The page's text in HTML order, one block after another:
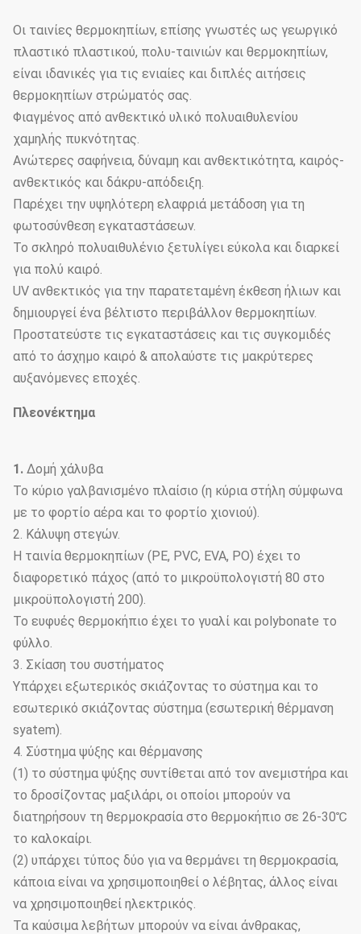
Οι ταινίες θερμοκηπίων, επίσης γνωστές ως γεωργικό
πλαστικό πλαστικού, πολυ-ταινιών και θερμοκηπίων,
είναι ιδανικές για τις ενιαίες και διπλές αιτήσεις
θερμοκηπίων στρώματός σας.
Φιαγμένος από ανθεκτικό υλικό πολυαιθυλενίου
χαμηλής πυκνότητας.
Ανώτερες σαφήνεια, δύναμη και ανθεκτικότητα, καιρός-
ανθεκτικός και δάκρυ-απόδειξη.
Παρέχει την υψηλότερη ελαφριά μετάδοση για τη
φωτοσύνθεση εγκαταστάσεων.
Το σκληρό πολυαιθυλένιο ξετυλίγει εύκολα και διαρκεί
για πολύ καιρό.
UV ανθεκτικός για την παρατεταμένη έκθεση ήλιων και
δημιουργεί ένα βέλτιστο περιβάλλον θερμοκηπίων.
Προστατεύστε τις εγκαταστάσεις και τις συγκομιδές
από το άσχημο καιρό & απολαύστε τις μακρύτερες
αυξανόμενες εποχές.
Πλεονέκτημα
1. Δομή χάλυβα
Το κύριο γαλβανισμένο πλαίσιο (η κύρια στήλη σύμφωνα
με το φορτίο αέρα και το φορτίο χιονιού).
2. Κάλυψη στεγών.
Η ταινία θερμοκηπίων (PE, PVC, EVA, PO) έχει το
διαφορετικό πάχος (από το μικροϋπολογιστή 80 στο
μικροϋπολογιστή 200).
Το ευφυές θερμοκήπιο έχει το γυαλί και polybonate το
φύλλο.
3. Σκίαση του συστήματος
Υπάρχει εξωτερικός σκιάζοντας το σύστημα και το
εσωτερικό σκιάζοντας σύστημα (εσωτερική θέρμανση
syatem).
4. Σύστημα ψύξης και θέρμανσης
(1) το σύστημα ψύξης συντίθεται από τον ανεμιστήρα και
το δροσίζοντας μαξιλάρι, οι οποίοι μπορούν να
διατηρήσουν τη θερμοκρασία στο θερμοκήπιο σε 26-30℃
το καλοκαίρι.
(2) υπάρχει τύπος δύο για να θερμάνει τη θερμοκρασία,
κάποια είναι να χρησιμοποιηθεί ο λέβητας, άλλος είναι
να χρησιμοποιηθεί ηλεκτρικός.
Τα καύσιμα λεβήτων μπορούν να είναι άνθρακας,